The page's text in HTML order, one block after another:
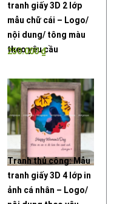
tranh giấy 3D 2 lớp
mẫu chữ cái – Logo/
nội dung/ tông màu
theo yêu cầu
250.000₫
Tranh thủ công: Mẫu
tranh giấy 3D 4 lớp in
ảnh cá nhân – Logo/